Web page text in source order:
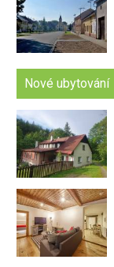
Nové ubytování